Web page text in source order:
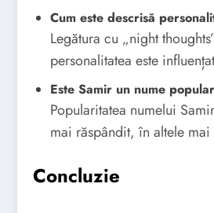
Cum este descrisă
Legătura cu „night
personalitatea este
Este Samir un nume
Popularitatea numelui
mai răspândit, în altele mai
Concluzie